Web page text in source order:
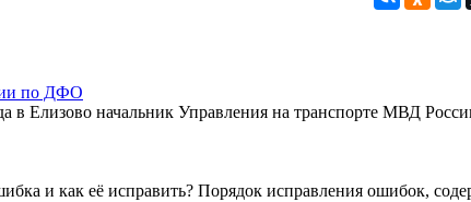
по ДФО
в Елизово начальник Управления на транспорте МВД
и как её исправить? Порядок исправления ошибок,